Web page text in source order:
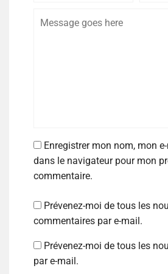
Enregistrer mon nom, mon
dans le navigateur pour mon
commentaire.
Prévenez-moi de tous les
commentaires par e-mail.
Prévenez-moi de tous les
par e-mail.